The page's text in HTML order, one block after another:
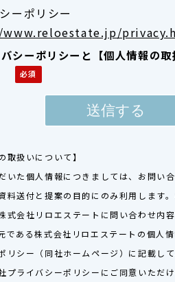
ーポリシー
シーポリシーと【個人情報の
取扱いについて】
いた個人情報につきましては、お問い
料送付と提案の目的にのみ利用します
式会社リロエステートに問い合わせ内
である株式会社リロエステートの個人
リシー（同社ホームページ）に記載し
プライバシーポリシーにご同意いただ